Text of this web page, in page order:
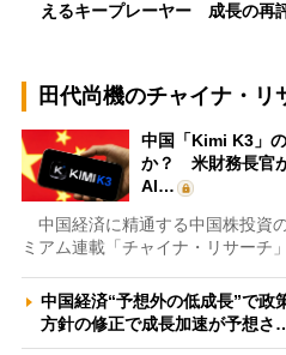
えるキープレーヤー 成長の再
田代尚機のチャイナ・リ
中国「Kimi K3」
か？ 米財務長官
AI…
中国経済に精通する中国株投資
ミアム連載「チャイナ・リサーチ
中国経済“予想外の低成長”で
方針の修正で成長加速が予想さ